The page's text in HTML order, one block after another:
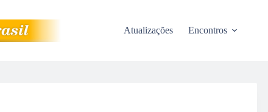
Atualizações Encontros